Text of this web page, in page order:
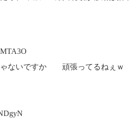
ゃないですか 頑張ってるねぇｗ